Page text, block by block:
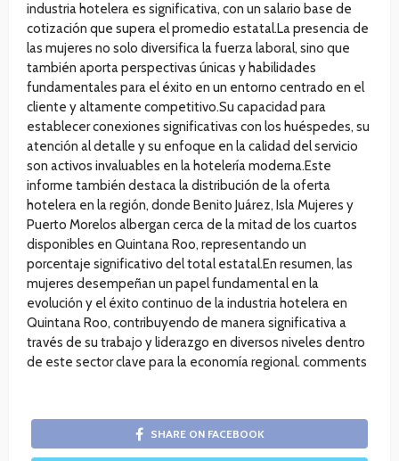
industria hotelera es significativa, con un salario base de
cotización que supera el promedio estatal.La presencia de
las mujeres no solo diversifica la fuerza laboral, sino que
también aporta perspectivas únicas y habilidades
fundamentales para el éxito en un entorno centrado en el
cliente y altamente competitivo.Su capacidad para
establecer conexiones significativas con los huéspedes, su
atención al detalle y su enfoque en la calidad del servicio
son activos invaluables en la hotelería moderna.Este
informe también destaca la distribución de la oferta
hotelera en la región, donde Benito Juárez, Isla Mujeres y
Puerto Morelos albergan cerca de la mitad de los cuartos
disponibles en Quintana Roo, representando un
porcentaje significativo del total estatal.En resumen, las
mujeres desempeñan un papel fundamental en la
evolución y el éxito continuo de la industria hotelera en
Quintana Roo, contribuyendo de manera significativa a
través de su trabajo y liderazgo en diversos niveles dentro
de este sector clave para la economía regional. comments
SHARE ON FACEBOOK